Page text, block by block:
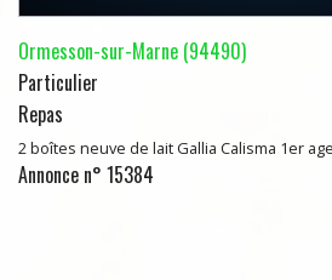
Ormesson-sur-Marne (94490)
Particulier
Repas
2 boîtes neuve de lait Gallia Calisma 1er
Annonce n° 15384